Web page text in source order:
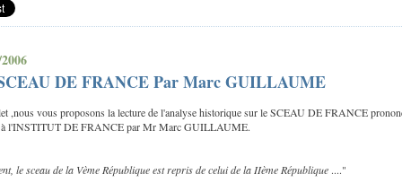
DE FRANCE Par Marc GUILLAUME
,nous vous proposons la lecture de l'analyse historique sur le SCEAU DE FRANCE
l'INSTITUT DE FRANCE par Mr Marc GUILLAUME.
le sceau de la Vème République est repris de celui de la IIème République ...."